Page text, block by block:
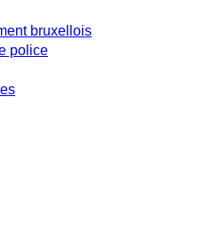
bruxellois
police